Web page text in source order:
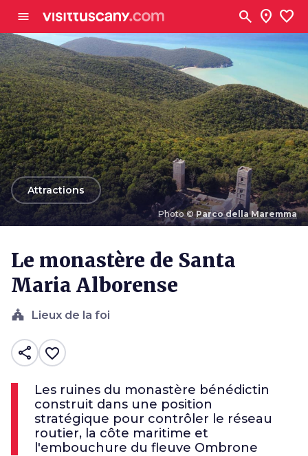
menu search location_on favorite
Photo © Parco della Maremma
arrow_backAttractions
Le monastère de Santa
Maria Alborense
church Lieux de la foi
share favorite_border
Les ruines du monastère bénédictin
construit dans une position
stratégique pour contrôler le réseau
routier, la côte maritime et
l'embouchure du fleuve Ombrone